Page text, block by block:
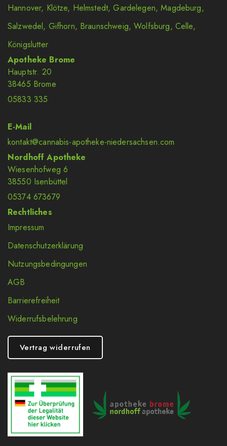
Hannover, Klötze, Helmstedt,Gardelegen,Magdeburg,
Salzwedel, Gifhorn, Braunschweig,Wolfsburg, Celle,
Königslutter
Apotheke Brome
Hauptstr. 20
38465 Brome
05833 335
E-Mail
kontakt@cannabis-apotheke-niedersachsen.com
Nordhoff Apotheke
Wiesenhofweg 6
38550 Isenbüttel
05374 673679
Rechtliches
Impressum
Datenschutzerklärung
Nutzungsbedingungen
AGB
Barrierefreiheit
Widerrufsbelehrung
Vertrag widerrufen